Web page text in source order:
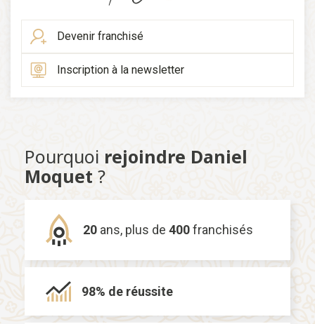
Devenir franchisé
Inscription à la newsletter
Pourquoi rejoindre Daniel
Moquet ?
20 ans, plus de 400franchisés
98% de réussite